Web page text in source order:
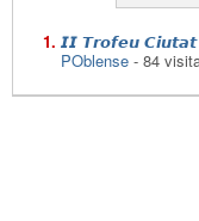
𝙄𝙄 𝙏𝙧𝙤𝙛𝙚𝙪
POblense - 84